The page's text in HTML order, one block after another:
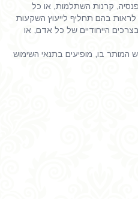
קרנות השתלמות, או כל
לראות בהם תחליף לייעוץ השקעות
הייחודיים של כל אדם, או
המותר בו, מופיעים בתנאי השימוש